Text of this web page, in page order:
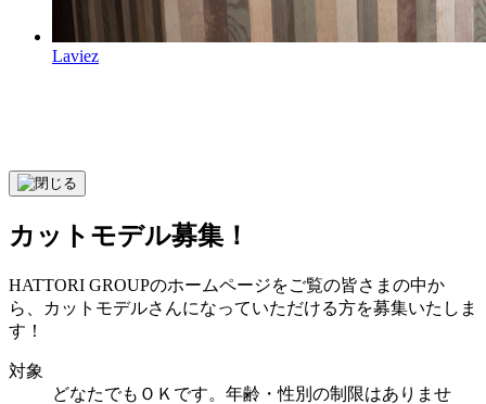
Laviez
カットモデル募集！
HATTORI GROUPのホームページをご覧の皆さまの中か
ら、カットモデルさんになっていただける方を募集いたしま
す！
対象
どなたでもＯＫです。年齢・性別の制限はありませ